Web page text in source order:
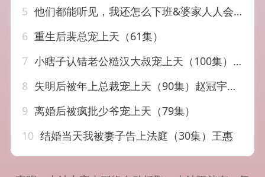
5 他们都能听见，我还怎么下班&婆家人人会读心，我被迫成团宠&他们都能听见我还怎么下班&婆家人人会读心我被迫成团宠（73集）韦若辰&李十七（1080P）
6 重生后裴总宠上天（61集）
7 小瞎子认错老公糙汉大叔宠上天（100集）曹天恺＆田熙雯
8 失明后被年上总裁宠上天（90集）赵冠宇＆林籽蓉
9 离婚后被疯批少爷宠上天（79集）
10 结婚当天我被妻子告上法庭（30集）王惠